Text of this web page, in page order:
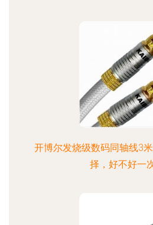
开博尔发烧级数码同轴线3
择，好不好一